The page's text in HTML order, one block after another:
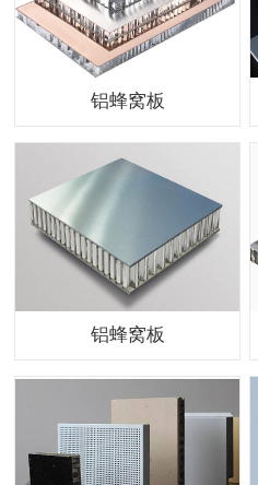
铝蜂窝板
铝蜂窝板